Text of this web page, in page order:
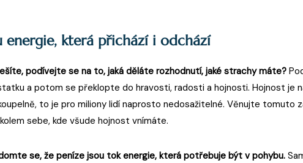
energie, která přichází i odchází
podívejte se na to, jaká děláte rozhodnutí, jaké strachy máte?
a potom se překlopte do hravosti, radosti a hojnosti. Hojnost je
to je pro miliony lidí naprosto nedosažitelné. Věnujte tomuto
sebe, kde všude hojnost vnímáte.
se, že peníze jsou tok energie, která potřebuje být v pohybu.